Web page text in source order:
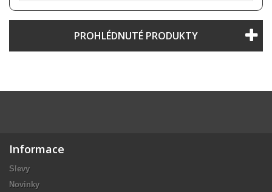
PROHLÉDNUTÉ PRODUKTY
Informace
Slevy
Novinky